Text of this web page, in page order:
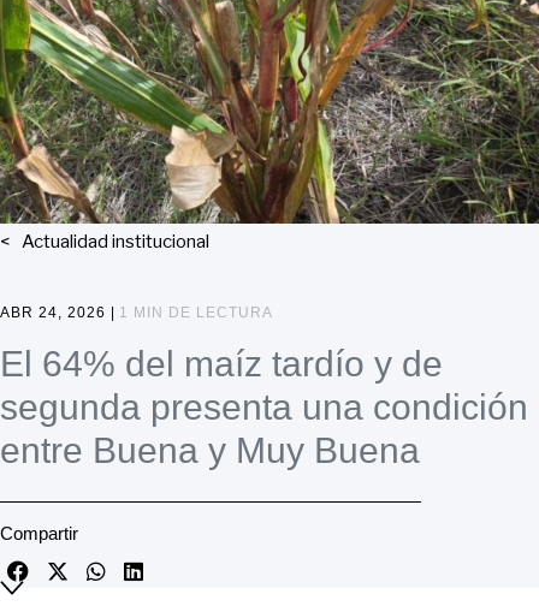
Actualidad institucional
ABR 24, 2026 | 1 MIN DE LECTURA
El 64% del maíz tardío y de
segunda presenta una condición
entre Buena y Muy Buena
Compartir